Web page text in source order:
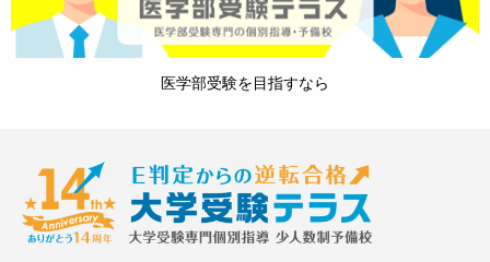
医学部受験を目指すなら